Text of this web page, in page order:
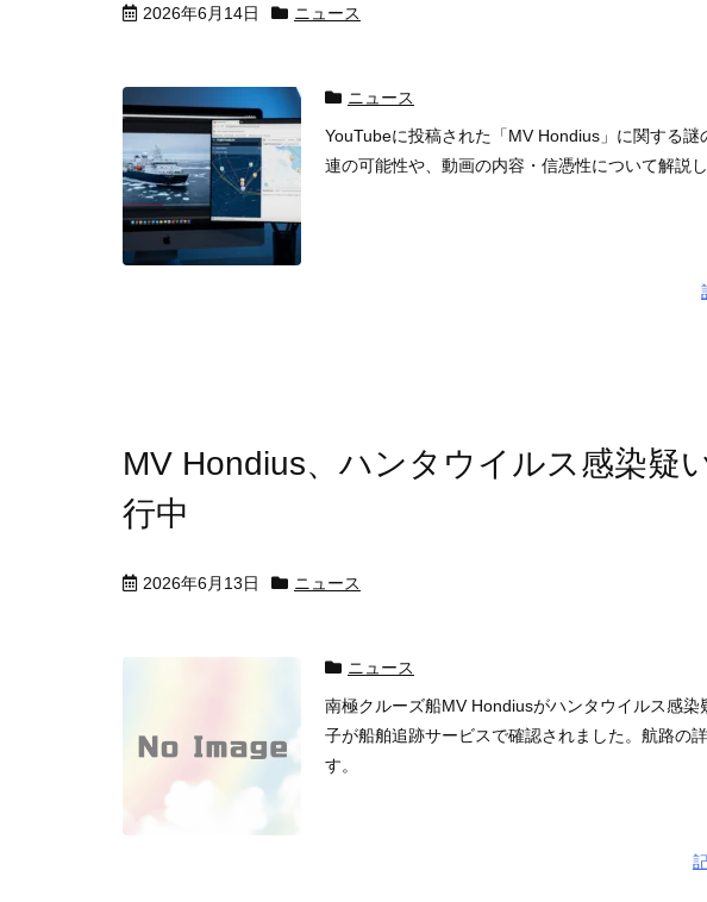
2026年6月14日 ニュース
ニュース
YouTubeに投稿された「MV Hondius」に関する
連の可能性や、動画の内容・信憑性について解説し
MV Hondius、ハンタウイルス感染疑
行中
2026年6月13日 ニュース
ニュース
南極クルーズ船MV Hondiusがハンタウイルス感
子が船舶追跡サービスで確認されました。航路の
す。